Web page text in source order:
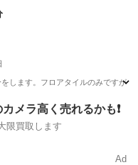
チンカー
します。フロアタイルのみですが
無料
メラ高く売れるかも❗️
限買取します
Ad